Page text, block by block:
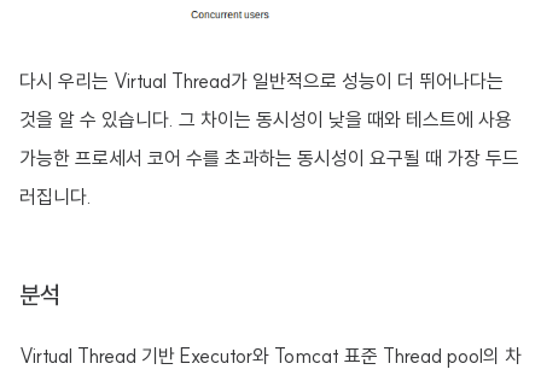
다시 우리는 Virtual Thread가 일반적으로 성능이 더 뛰어나다는
것을 알 수 있습니다. 그 차이는 동시성이 낮을 때와 테스트에 사용
가능한 프로세서 코어 수를 초과하는 동시성이 요구될 때 가장 두드
러집니다.
분석
Virtual Thread 기반 Executor와 Tomcat 표준 Thread pool의 차